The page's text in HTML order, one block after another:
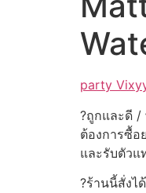
party
?ถูกและดี /
ต้องการซื้อ
และรับตัวแ
?ร้านนี้สั่งไ